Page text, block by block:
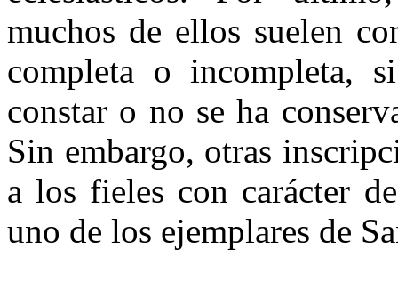
muchos de ellos suelen
completa o incompleta,
constar o no se ha
Sin embargo, otras
a los fieles con carácter
uno de los ejemplares de